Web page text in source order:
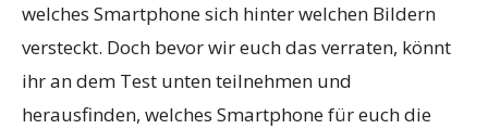
welches Smartphone sich hinter welchen Bildern
versteckt. Doch bevor wir euch das verraten, könnt
ihr an dem Test unten teilnehmen und
herausfinden, welches Smartphone für euch die